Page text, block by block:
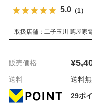
5.0 （1）
取扱店舗：二子玉川 蔦屋家
販売価格
送料
送料
29ポ